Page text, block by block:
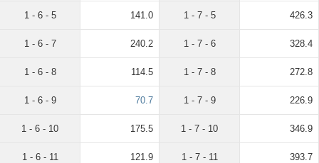
1 - 6 - 5 141.0
1 - 6 - 7 240.2
1 - 6 - 8 114.5
1 - 6 - 9 70.7
1 - 6 - 10 175.5
1 - 6 - 11 121.9
1 - 7 - 5 426.3
1 - 7 - 6 328.4
1 - 7 - 8 272.8
1 - 7 - 9 226.9
1 - 7 - 10 346.9
1 - 7 - 11 393.7